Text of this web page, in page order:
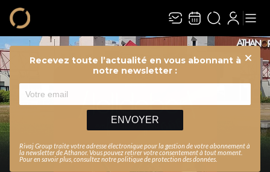
Recevez toute l’actualité en vous abonnant à
notre newsletter :
ENVOYER
Rivaj Group traite votre adresse électronique pour la gestion de votre abonnement à
la newsletter deAthanor. Vous pouvez retirer votre consentement à tout moment.
Pour en savoir plus, consultez notrepolitique de protection des données